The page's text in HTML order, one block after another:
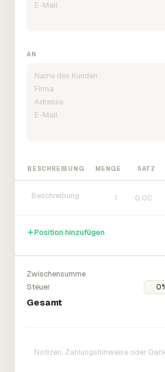
AN
BESCHREIBUNG MENGE SATZ
Position hinzufügen
Zwischensumme
Steuer
Gesamt